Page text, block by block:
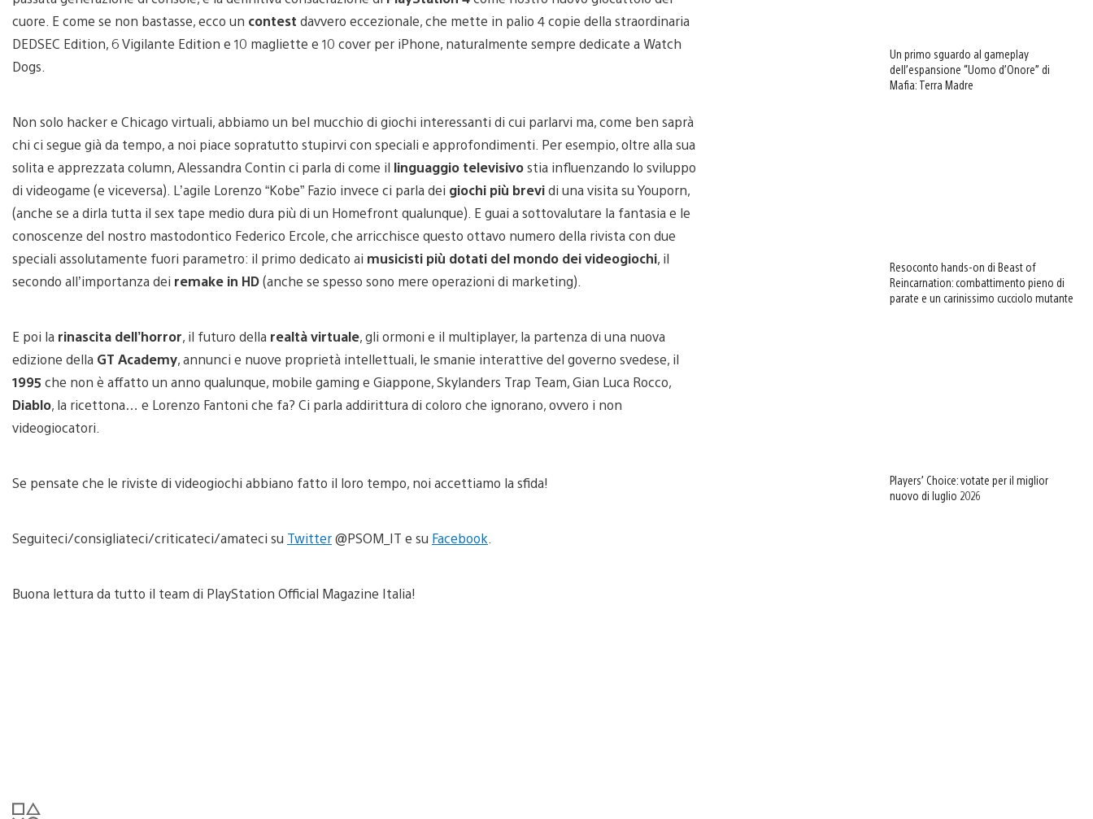
cuore. E come se non bastasse, ecco un contest davvero eccezionale, che mette in palio 4 copie della straordinaria
DEDSEC Edition, 6 Vigilante Edition e 10 magliette e 10 cover per iPhone, naturalmente sempre dedicate a Watch
Dogs.
Non solo hacker e Chicago virtuali, abbiamo un bel mucchio di giochi interessanti di cui parlarvi ma, come ben saprà
chi ci segue già da tempo, a noi piace sopratutto stupirvi con speciali e approfondimenti. Per esempio, oltre alla sua
solita e apprezzata column, Alessandra Contin ci parla di come il linguaggio televisivostia influenzando lo sviluppo
di videogame (e viceversa). L’agile Lorenzo “Kobe” Fazio invece ci parla dei giochi più brevidi una visita su Youporn,
(anche se a dirla tutta il sex tape medio dura più di un Homefront qualunque). E guai a sottovalutare la fantasia e le
conoscenze del nostro mastodontico Federico Ercole, che arricchisce questo ottavo numero della rivista con due
speciali assolutamente fuori parametro: il primo dedicato ai musicisti più dotati del mondo dei videogiochi, il
secondo all’importanza dei remake in HD(anche se spesso sono mere operazioni di marketing).
E poi la rinascita dell’horror, il futuro della realtà virtuale, gli ormoni e il multiplayer, la partenza di una nuova
edizione della GT Academy, annunci e nuove proprietà intellettuali, le smanie interattive del governo svedese, il
1995 che non è affatto un anno qualunque, mobile gaming e Giappone, Skylanders Trap Team, Gian Luca Rocco,
Diablo, la ricettona… e Lorenzo Fantoni che fa? Ci parla addirittura di coloro che ignorano, ovvero i non
videogiocatori.
Se pensate che le riviste di videogiochi abbiano fatto il loro tempo, noi accettiamo la sfida!
Seguiteci/consigliateci/criticateci/amateci su Twitter@PSOM_IT e su Facebook
Buona lettura da tutto il team di PlayStation Official Magazine Italia!
Un primo sguardo al gameplay
dell’espansione “Uomo d’Onore” di
Mafia: Terra Madre
Resoconto hands-on di Beast of
Reincarnation: combattimento pieno di
parate e un carinissimo cucciolo mutante
Players’ Choice: votate per il miglior
nuovo di luglio 2026